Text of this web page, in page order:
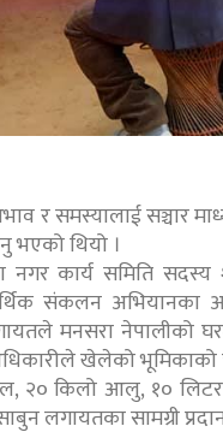
र समस्यालाई
भएको थियो ।
नगर कार्य समिति
संकलन
मनसरा नेपालीको
खेलेको भूमिकाको
२० किलो आलु, १०
लगायतका सामग्री